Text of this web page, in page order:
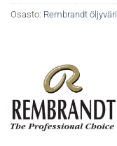
Osasto: Rembrandt öljyväri